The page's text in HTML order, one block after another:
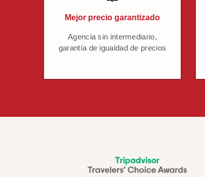
Mejor precio garantizado
Agencia sin intermediario,
garantía de igualdad de precios